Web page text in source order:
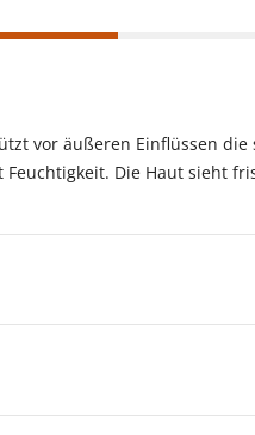
vor äußeren Einflüssen
Die Haut sieht